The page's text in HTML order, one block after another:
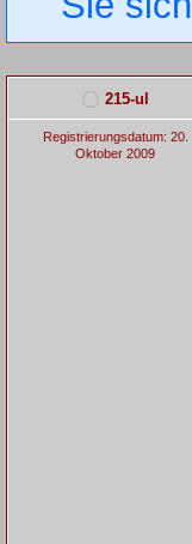
215-ul
Registrierungsdatum: 20.
Oktober 2009